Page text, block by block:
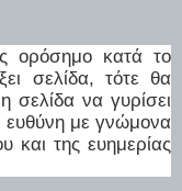
ορόσημο κατά το
σελίδα, τότε θα
σελίδα να γυρίσει
ευθύνη με γνώμονα
και της ευημερίας